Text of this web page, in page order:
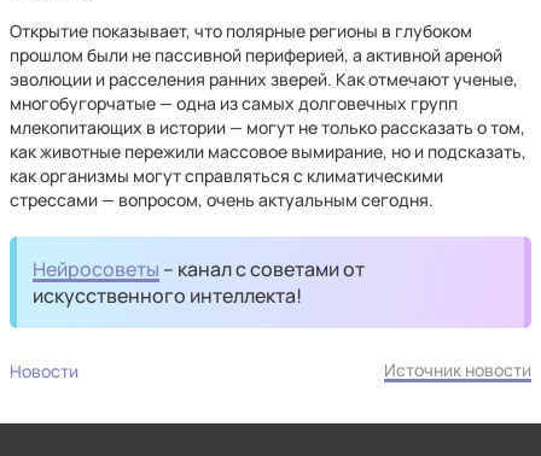
Открытие показывает, что полярные регионы в глубоком
прошлом были не пассивной периферией, а активной ареной
эволюции и расселения ранних зверей. Как отмечают ученые,
многобугорчатые — одна из самых долговечных групп
млекопитающих в истории — могут не только рассказать о том,
как животные пережили массовое вымирание, но и подсказать,
как организмы могут справляться с климатическими
стрессами — вопросом, очень актуальным сегодня.
Нейросоветы – канал с советами от
искусственного интеллекта!
Новости Источник новости